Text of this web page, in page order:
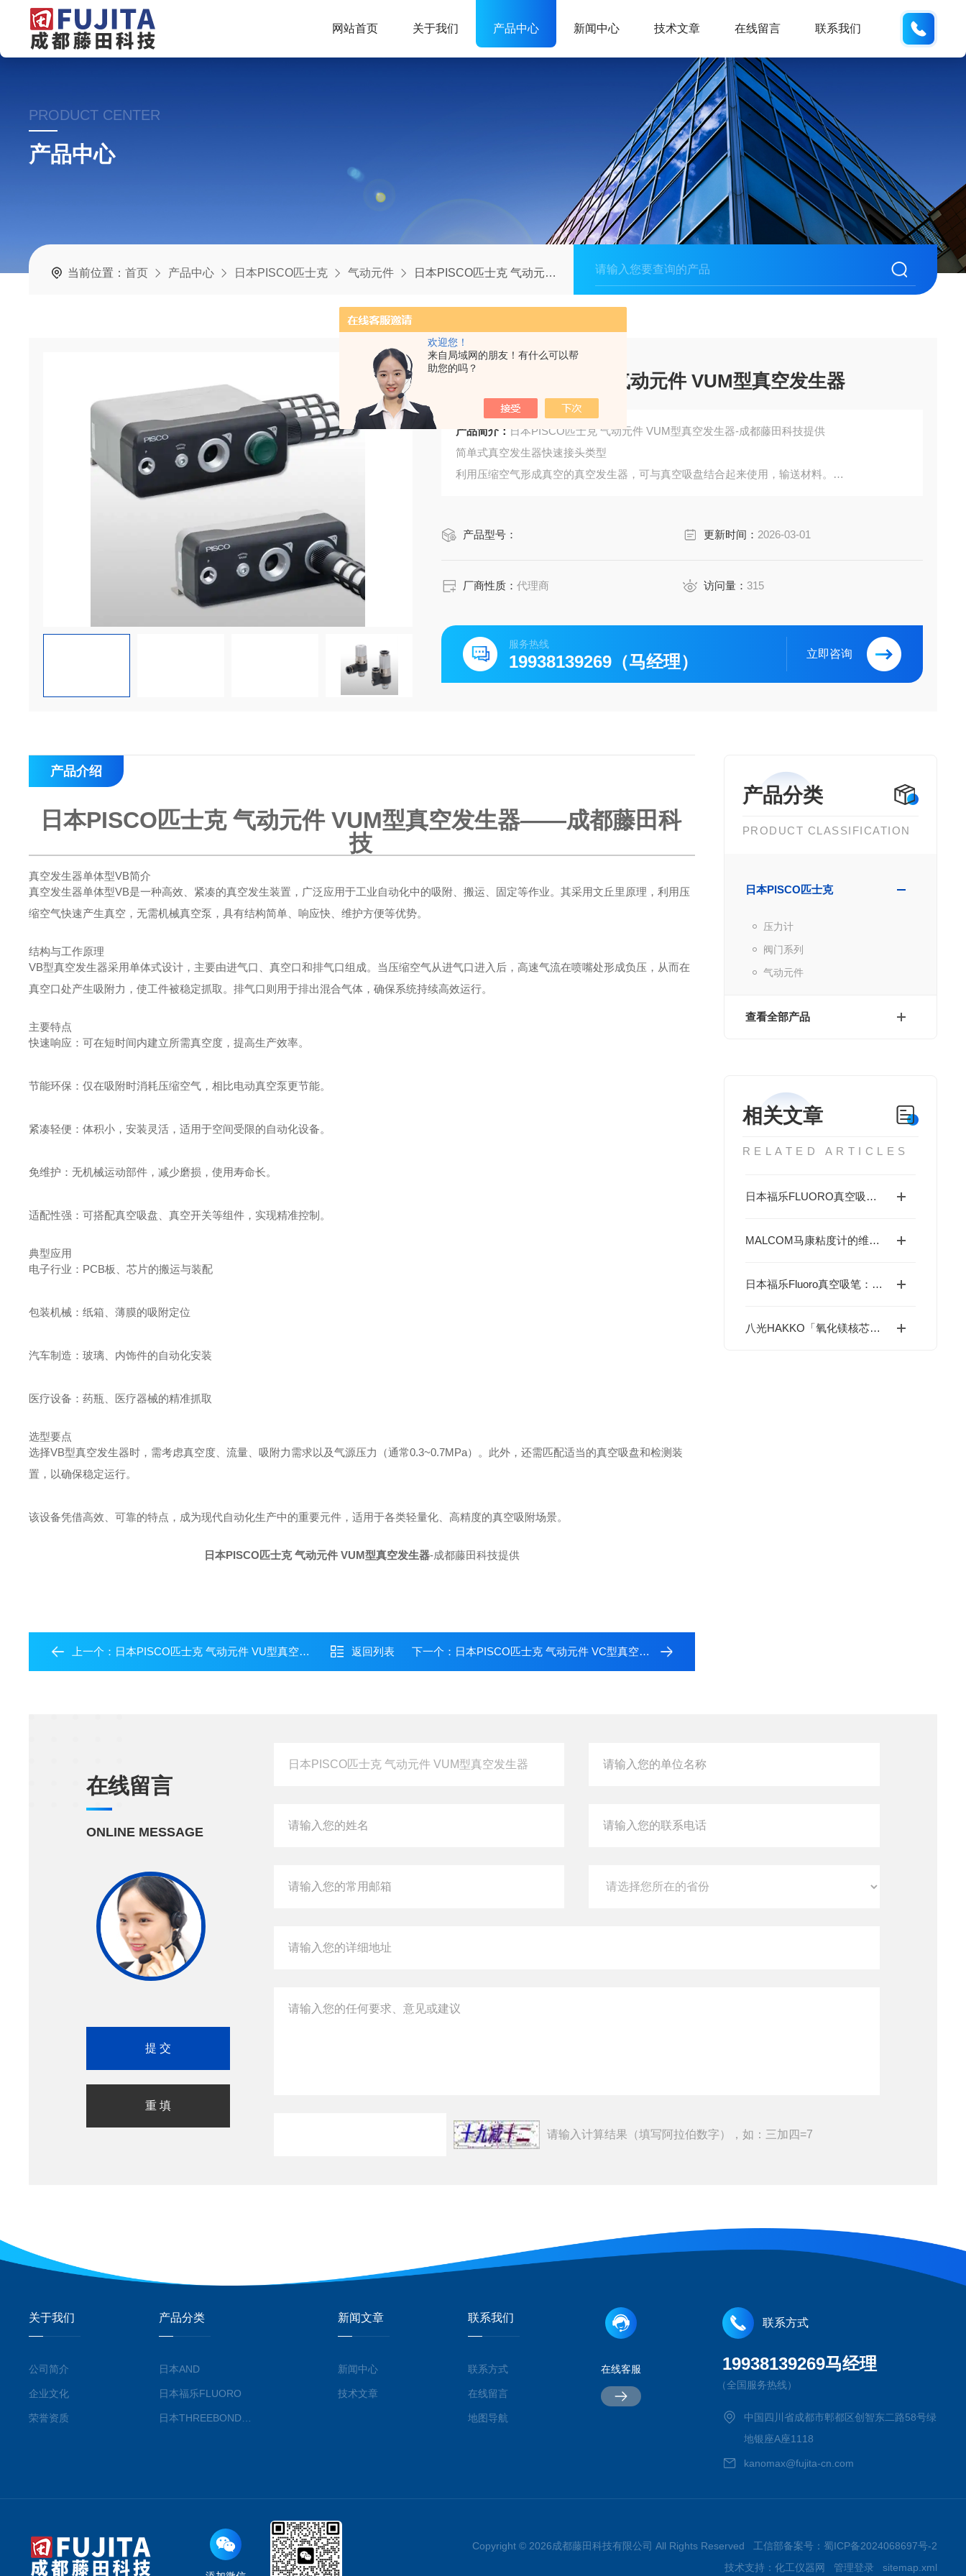
欢迎您！
来自局域网的朋友！有什么可以帮
助您的吗？
网站首页 关于我们 产品中心 新闻中心 技术文章 在线留言 联系我们
PRODUCT CENTER
产品中心
当前位置：首页 产品中心 日本PISCO匹士克 气动元件 日本PISCO匹士克 气动元件 VUM型真空发生器
日本PISCO匹士克 气动元件 VUM型真空发生器
产品简介： 日本PISCO匹士克 气动元件 VUM型真空发生器-成都藤田科技提供
简单式真空发生器快速接头类型
利用压缩空气形成真空的真空发生器，可与真空吸盘结合起来使用，输送材料。
产品型号：
更新时间： 2026-03-01
厂商性质：代理商 访问量： 315
服务热线
19938139269（马经理） 立即咨询
产品分类
PRODUCT CLASSIFICATION
日本PISCO匹士克
压力计
阀门系列
气动元件
查看全部产品
相关文章
RELATED ARTICLES
日本福乐FLUORO真空吸笔在微型元件安装中的优势与应用
MALCOM马康粘度计的维护保养：转子清洁、保护框架使用与存放要求
日本福乐Fluoro真空吸笔：精密吸附专家，助力高效无损操作
八光HAKKO「氧化镁核芯加热棒」—1600℃绝缘不衰减，工业热控安全天花板
产品介绍
日本PISCO匹士克 气动元件 VUM型真空发生器——成都藤田科
技
真空发生器单体型VB简介
真空发生器单体型VB是一种高效、紧凑的真空发生装置，广泛应用于工业自动化中的吸附、搬运、固定等作业。其采用文丘里原理，利用压
缩空气快速产生真空，无需机械真空泵，具有结构简单、响应快、维护方便等优势。
结构与工作原理
VB型真空发生器采用单体式设计，主要由进气口、真空口和排气口组成。当压缩空气从进气口进入后，高速气流在喷嘴处形成负压，从而在
真空口处产生吸附力，使工件被稳定抓取。排气口则用于排出混合气体，确保系统持续高效运行。
主要特点
快速响应：可在短时间内建立所需真空度，提高生产效率。
节能环保：仅在吸附时消耗压缩空气，相比电动真空泵更节能。
紧凑轻便：体积小，安装灵活，适用于空间受限的自动化设备。
免维护：无机械运动部件，减少磨损，使用寿命长。
适配性强：可搭配真空吸盘、真空开关等组件，实现精准控制。
典型应用
电子行业：PCB板、芯片的搬运与装配
包装机械：纸箱、薄膜的吸附定位
汽车制造：玻璃、内饰件的自动化安装
医疗设备：药瓶、医疗器械的精准抓取
选型要点
选择VB型真空发生器时，需考虑真空度、流量、吸附力需求以及气源压力（通常0.3~0.7MPa）。此外，还需匹配适当的真空吸盘和检测装
置，以确保稳定运行。
该设备凭借高效、可靠的特点，成为现代自动化生产中的重要元件，适用于各类轻量化、高精度的真空吸附场景。
日本PISCO匹士克 气动元件 VUM型真空发生器-成都藤田科技提供
上一个： 日本PISCO匹士克 气动元件 VU型真空发生器 返回列表 下一个： 日本PISCO匹士克 气动元件 VC型真空发生器
在线留言
ONLINE MESSAGE
请输入计算结果（填写阿拉伯数字），如：三加四=7
关于我们
公司简介
企业文化
荣誉资质
产品分类
日本AND
日本福乐FLUORO
日本THREEBOND三键株式会社
新闻文章
新闻中心
技术文章
联系我们
联系方式
在线留言
地图导航
在线客服
联系方式
19938139269马经理
（全国服务热线）
中国四川省成都市郫都区创智东二路58号绿
地银座A座1118
kanomax@fujita-cn.com
Copyright © 2026成都藤田科技有限公司 All Rights Reserved 工信部备案号： 蜀ICP备2024068697号-2
技术支持： 化工仪器网 管理登录 sitemap.xml